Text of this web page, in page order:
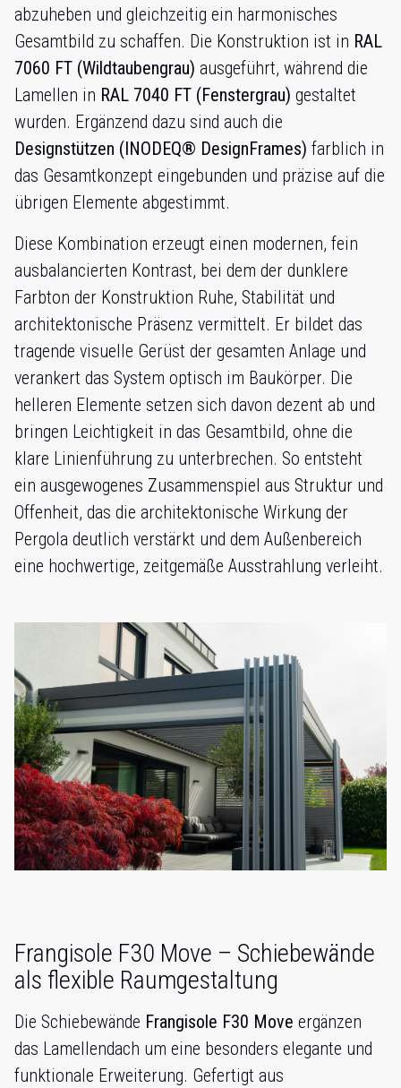
abzuheben und gleichzeitig ein harmonisches
Gesamtbild zu schaffen. Die Konstruktion ist in RAL
7060 FT (Wildtaubengrau) ausgeführt, während die
Lamellen in RAL 7040 FT (Fenstergrau) gestaltet
wurden. Ergänzend dazu sind auch die
Designstützen (INODEQ® DesignFrames) farblich in
das Gesamtkonzept eingebunden und präzise auf die
übrigen Elemente abgestimmt.
Diese Kombination erzeugt einen modernen, fein
ausbalancierten Kontrast, bei dem der dunklere
Farbton der Konstruktion Ruhe, Stabilität und
architektonische Präsenz vermittelt. Er bildet das
tragende visuelle Gerüst der gesamten Anlage und
verankert das System optisch im Baukörper. Die
helleren Elemente setzen sich davon dezent ab und
bringen Leichtigkeit in das Gesamtbild, ohne die
klare Linienführung zu unterbrechen. So entsteht
ein ausgewogenes Zusammenspiel aus Struktur und
Offenheit, das die architektonische Wirkung der
Pergola deutlich verstärkt und dem Außenbereich
eine hochwertige, zeitgemäße Ausstrahlung verleiht.
Frangisole F30 Move – Schiebewände
als flexible Raumgestaltung
Die Schiebewände Frangisole F30 Move ergänzen
das Lamellendach um eine besonders elegante und
funktionale Erweiterung. Gefertigt aus